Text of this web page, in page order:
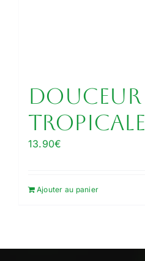
Douceur
Tropicale
13.90€
Ajouter au panier